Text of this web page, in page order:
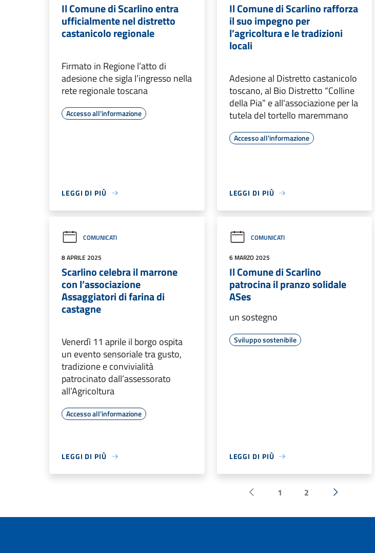
Il Comune di Scarlino entra
ufficialmente nel distretto
castanicolo regionale
Firmato in Regione l’atto di
adesione che sigla l’ingresso nella
rete regionale toscana
Accesso all'informazione
LEGGI DI PIÙ
Il Comune di Scarlino rafforza
il suo impegno per
l’agricoltura e le tradizioni
locali
Adesione al Distretto castanicolo
toscano, al Bio Distretto “Colline
della Pia” e all’associazione per la
tutela del tortello maremmano
Accesso all'informazione
LEGGI DI PIÙ
COMUNICATI
8 APRILE 2025
Scarlino celebra il marrone
con l’associazione
Assaggiatori di farina di
castagne
Venerdì 11 aprile il borgo ospita
un evento sensoriale tra gusto,
tradizione e convivialità
patrocinato dall’assessorato
all’Agricoltura
Accesso all'informazione
LEGGI DI PIÙ
COMUNICATI
6 MARZO 2025
Il Comune di Scarlino
patrocina il pranzo solidale
ASes
un sostegno
Sviluppo sostenibile
LEGGI DI PIÙ
Pagina precedente
1 2
Successiva »